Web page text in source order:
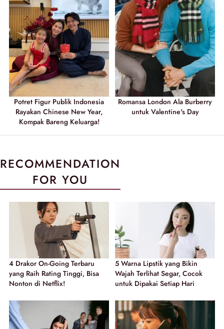
Potret Figur Publik Indonesia
Rayakan Chinese New Year,
Kompak Bareng Keluarga!
Romansa London Ala Burberry
untuk Valentine's Day
RECOMMENDATION
FOR YOU
4 Drakor On-Going Terbaru
yang Raih Rating Tinggi, Bisa
Nonton di Netflix!
5 Warna Lipstik yang Bikin
Wajah Terlihat Segar, Cocok
untuk Dipakai Setiap Hari